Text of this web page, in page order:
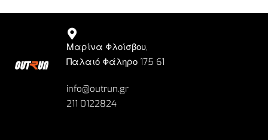
Μαρίνα Φλοίσβου,
Παλαιό Φάληρο 175 61
info@outrun.gr
211 0122824